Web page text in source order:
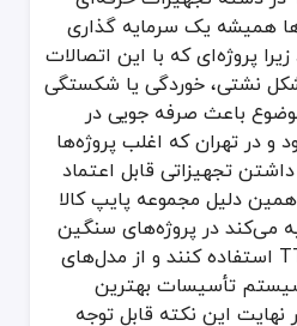
همیشه یک سرمایه گذاری
پروژه‌ای که با این اتصالات
نشتی، خوردگی یا شکستگی
باعث صرفه جویی در
در تهران که اغلب پروژه‌ها
تجهیزاتی قابل اعتماد
دلیل مجموعه پایپ کالا
می‌کند در پروژه‌های سنگین
از محصولات استاندارد TTF استفاده کنند و از مدل‌های
تأسیسات بهترین
نهایت این نکته قابل توجه